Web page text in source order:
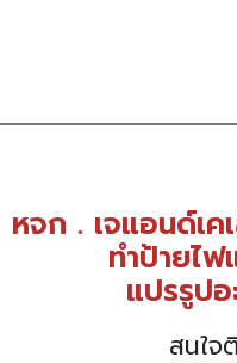
หจก . เจแอนด์เ
ทำป้ายไฟ
แปรรูป
สนใ